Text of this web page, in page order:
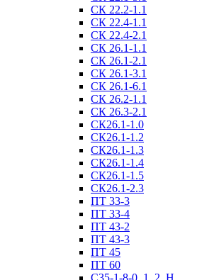
СК 22.2-1.1
СК 22.4-1.1
СК 22.4-2.1
СК 26.1-1.1
СК 26.1-2.1
СК 26.1-3.1
СК 26.1-6.1
СК 26.2-1.1
СК 26.3-2.1
СК26.1-1.0
СК26.1-1.2
СК26.1-1.3
СК26.1-1.4
СК26.1-1.5
СК26.1-2.3
ПТ 33-3
ПТ 33-4
ПТ 43-2
ПТ 43-3
ПТ 45
ПТ 60
С35-1-8-0, 1, 2, Н